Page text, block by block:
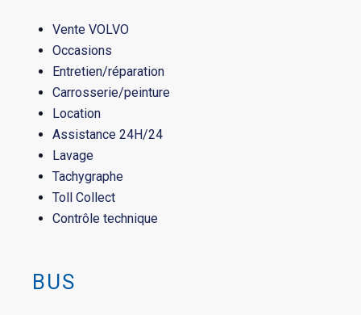
Vente VOLVO
Occasions
Entretien/réparation
Carrosserie/peinture
Location
Assistance 24H/24
Lavage
Tachygraphe
Toll Collect
Contrôle technique
BUS